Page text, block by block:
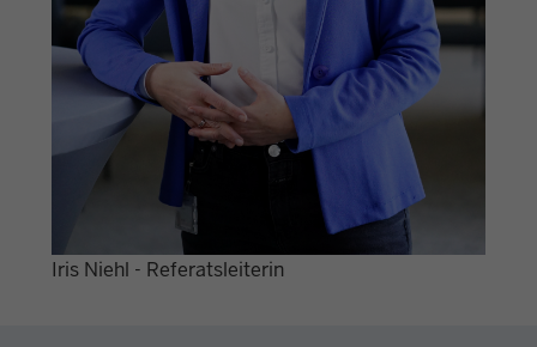
Iris Niehl - Referatsleiterin